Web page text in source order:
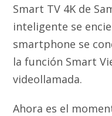
Smart TV 4K de
inteligente se
smartphone se
la función Smart
videollamada.
Ahora es el